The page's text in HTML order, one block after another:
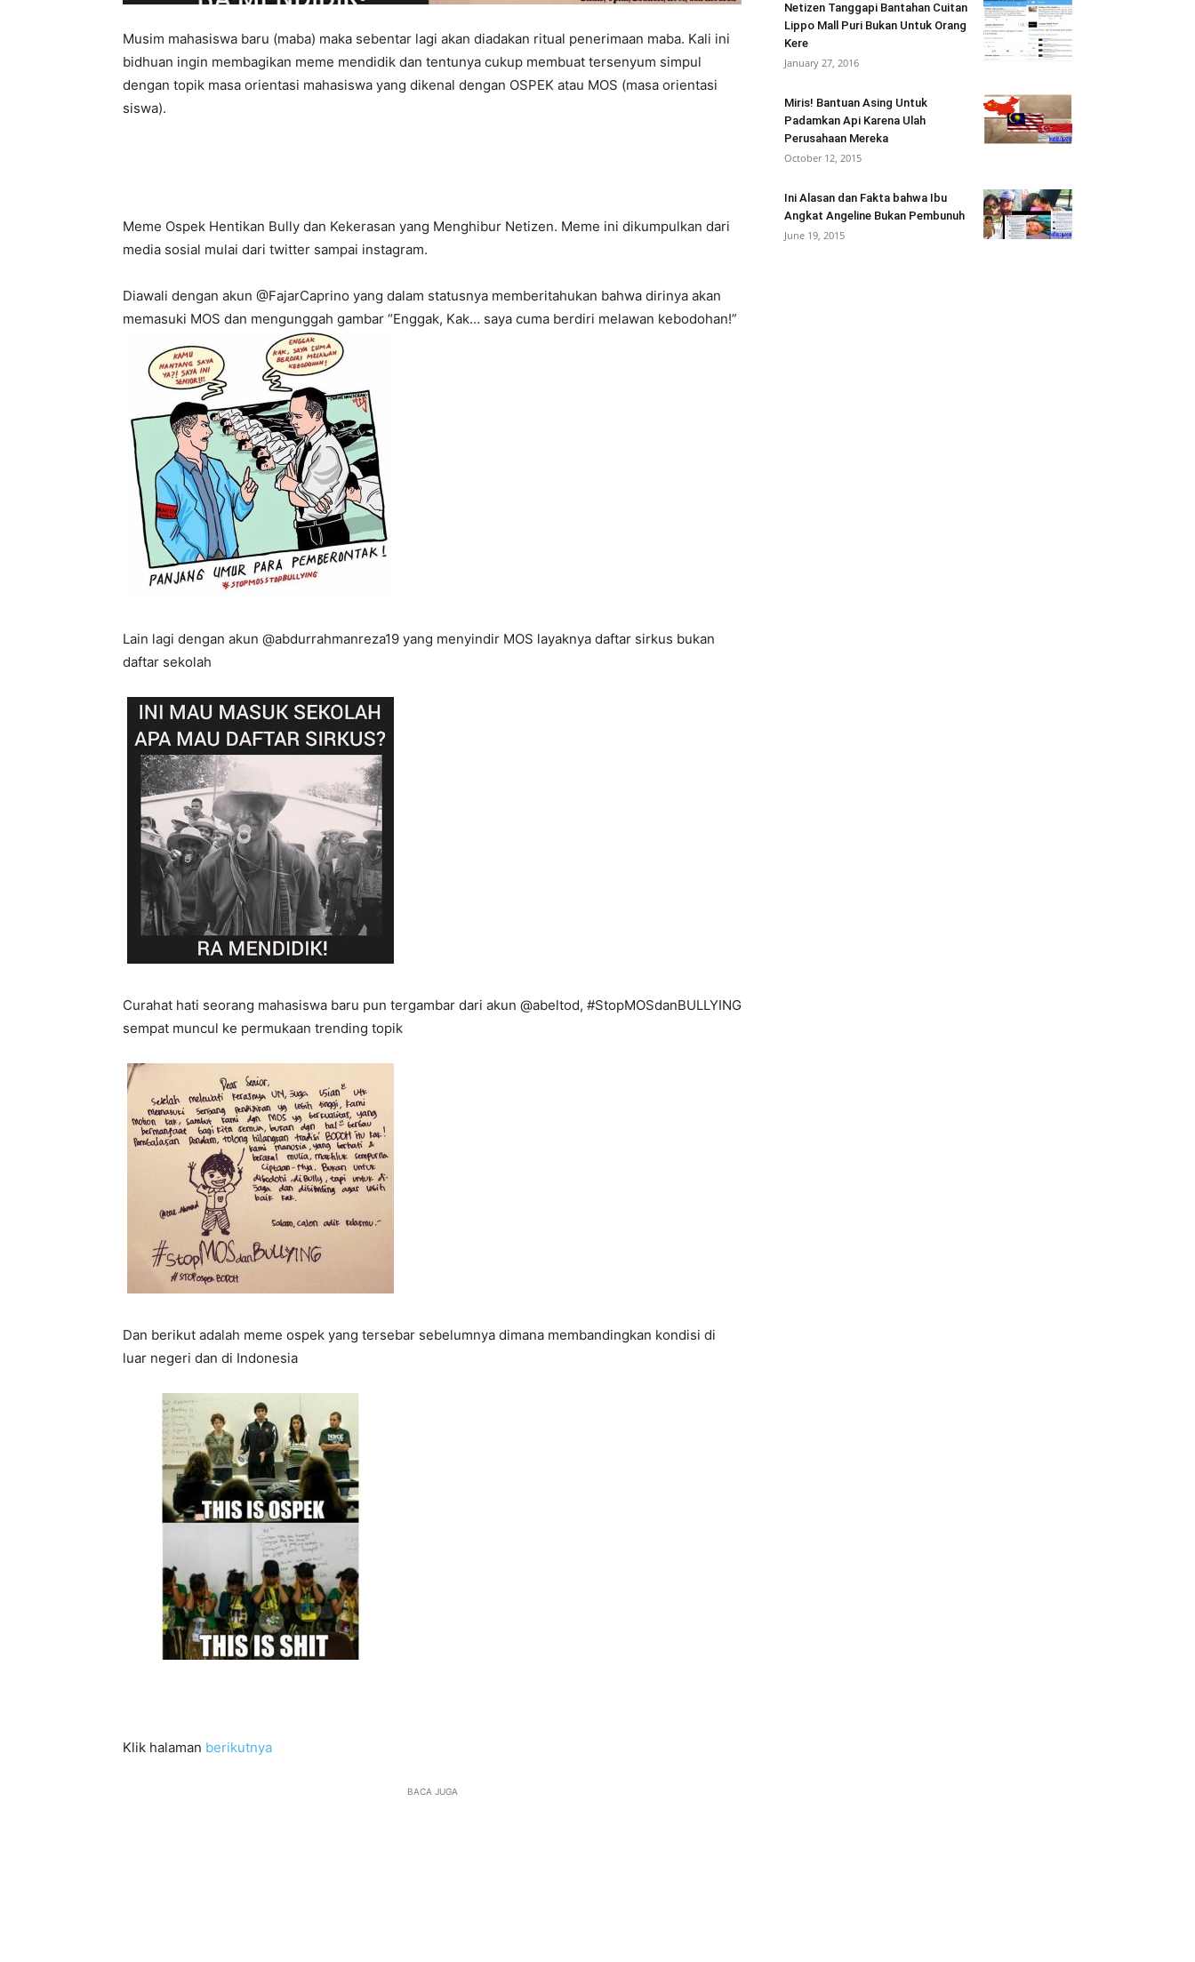
Musim mahasiswa baru (maba) maka sebentar lagi akan diadakan ritual penerimaan maba. Kali ini
bidhuan ingin membagikan meme mendidik dan tentunya cukup membuat tersenyum simpul
dengan topik masa orientasi mahasiswa yang dikenal dengan OSPEK atau MOS (masa orientasi
siswa).
Meme Ospek Hentikan Bully dan Kekerasan yang Menghibur Netizen. Meme ini dikumpulkan dari
media sosial mulai dari twitter sampai instagram.
Diawali dengan akun @FajarCaprino yang dalam statusnya memberitahukan bahwa dirinya akan
memasuki MOS dan mengunggah gambar “Enggak, Kak… saya cuma berdiri melawan kebodohan!”
Lain lagi dengan akun @abdurrahmanreza19 yang menyindir MOS layaknya daftar sirkus bukan
daftar sekolah
Curahat hati seorang mahasiswa baru pun tergambar dari akun @abeltod, #StopMOSdanBULLYING
sempat muncul ke permukaan trending topik
Dan berikut adalah meme ospek yang tersebar sebelumnya dimana membandingkan kondisi di
luar negeri dan di Indonesia
Klik halaman berikutnya
BACA JUGA
Netizen Tanggapi Bantahan Cuitan
Lippo Mall Puri Bukan Untuk Orang
Kere
January 27, 2016
Miris! Bantuan Asing Untuk
Padamkan Api Karena Ulah
Perusahaan Mereka
October 12, 2015
Ini Alasan dan Fakta bahwa Ibu
Angkat Angeline Bukan Pembunuh
June 19, 2015